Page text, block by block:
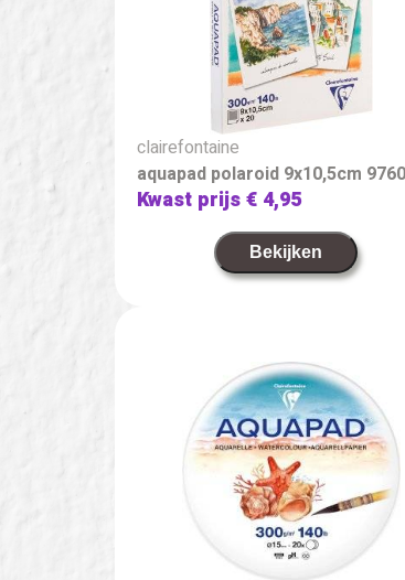
clairefontaine
aquapad polaroid 9x10,5cm
Kwast prijs€ 4,95
Bekijken